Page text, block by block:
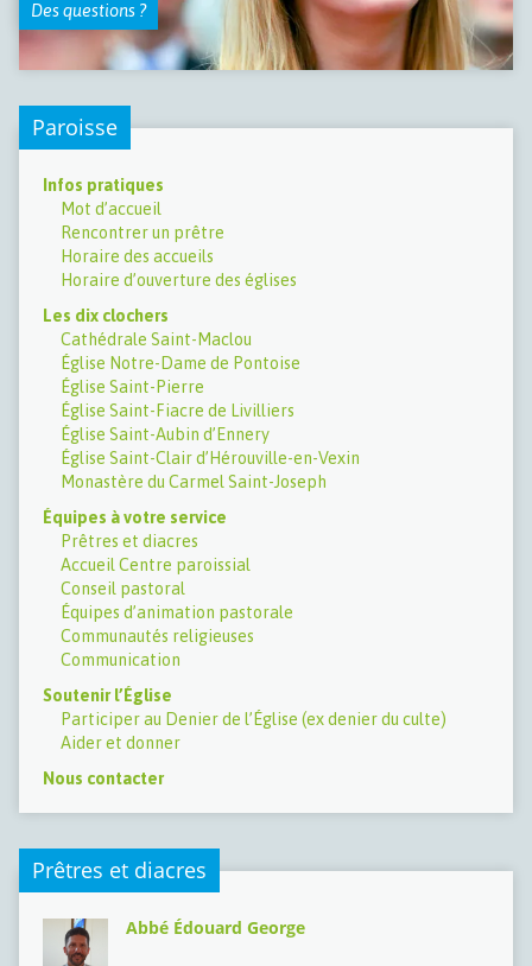
Des questions ?
Paroisse
Infos pratiques
Mot d’accueil
Rencontrer un prêtre
Horaire des accueils
Horaire d’ouverture des églises
Les dix clochers
Cathédrale Saint-Maclou
Église Notre-Dame de Pontoise
Église Saint-Pierre
Église Saint-Fiacre de Livilliers
Église Saint-Aubin d’Ennery
Église Saint-Clair d’Hérouville-en-Vexin
Monastère du Carmel Saint-Joseph
Équipes à votre service
Prêtres et diacres
Accueil Centre paroissial
Conseil pastoral
Équipes d’animation pastorale
Communautés religieuses
Communication
Soutenir l’Église
Participer au Denier de l’Église (ex denier du culte)
Aider et donner
Nous contacter
Prêtres et diacres
Abbé Édouard George